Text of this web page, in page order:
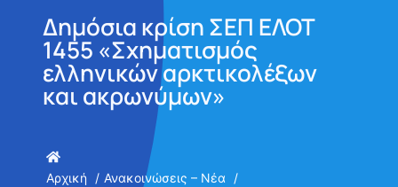
Δημόσια κρίση ΣΕΠ ΕΛΟΤ
1455 «Σχηματισμός
ελληνικών αρκτικολέξων
και ακρωνύμων»
Αρχική
Ανακοινώσεις – Νέα